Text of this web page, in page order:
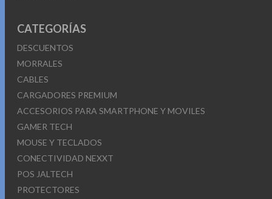
CATEGORÍAS
DESCUENTOS
MORRALES
CABLES
CARGADORES PREMIUM
ACCESORIOS PARA SMARTPHONE Y MOVILES
GAMER TECH
MOUSE Y TECLADOS
CONECTIVIDAD NEXXT
POS JALTECH
PROTECTORES